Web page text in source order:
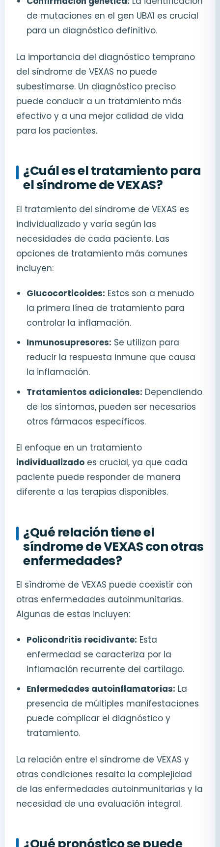
de mutaciones en el gen UBA1 es crucial
para un diagnóstico definitivo.
La importancia del diagnóstico temprano
del síndrome de VEXAS no puede
subestimarse. Un diagnóstico preciso
puede conducir a un tratamiento más
efectivo y a una mejor calidad de vida
para los pacientes.
¿Cuál es el tratamiento para
el síndrome de VEXAS?
El tratamiento del síndrome de VEXAS es
individualizado y varía según las
necesidades de cada paciente. Las
opciones de tratamiento más comunes
incluyen:
Glucocorticoides: Estos son a menudo
la primera línea de tratamiento para
controlar la inflamación.
Inmunosupresores: Se utilizan para
reducir la respuesta inmune que causa
la inflamación.
Tratamientos adicionales: Dependiendo
de los síntomas, pueden ser necesarios
otros fármacos específicos.
El enfoque en un tratamiento
individualizado es crucial, ya que cada
paciente puede responder de manera
diferente a las terapias disponibles.
¿Qué relación tiene el
síndrome de VEXAS con otras
enfermedades?
El síndrome de VEXAS puede coexistir con
otras enfermedades autoinmunitarias.
Algunas de estas incluyen:
Policondritis recidivante: Esta
enfermedad se caracteriza por la
inflamación recurrente del cartílago.
Enfermedades autoinflamatorias: La
presencia de múltiples manifestaciones
puede complicar el diagnóstico y
tratamiento.
La relación entre el síndrome de VEXAS y
otras condiciones resalta la complejidad
de las enfermedades autoinmunitarias y la
necesidad de una evaluación integral.